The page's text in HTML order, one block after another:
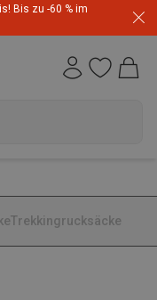
Bis zu -60 % im
Trekkingrucksäcke